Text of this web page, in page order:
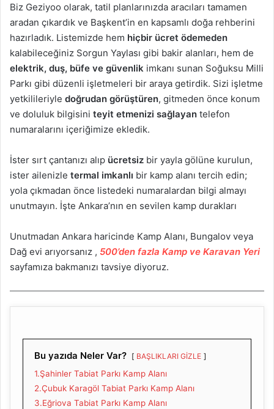
Biz Geziyoo olarak, tatil planlarınızda aracıları tamamen
aradan çıkardık ve Başkent’in en kapsamlı doğa rehberini
hazırladık. Listemizde hem hiçbir ücret ödemeden
kalabileceğiniz Sorgun Yaylası gibi bakir alanları, hem de
elektrik, duş, büfe ve güvenlik imkanı sunan Soğuksu Milli
Parkı gibi düzenli işletmeleri bir araya getirdik. Sizi işletme
yetkilileriyle doğrudan görüştüren, gitmeden önce konum
ve doluluk bilgisini teyit etmenizi sağlayan telefon
numaralarını içeriğimize ekledik.
İster sırt çantanızı alıp ücretsiz bir yayla gölüne kurulun,
ister ailenizle termal imkanlı bir kamp alanı tercih edin;
yola çıkmadan önce listedeki numaralardan bilgi almayı
unutmayın. İşte Ankara’nın en sevilen kamp durakları
Unutmadan Ankara haricinde Kamp Alanı, Bungalov veya
Dağ evi arıyorsanız , 500’den fazla Kamp ve Karavan Yeri
sayfamıza bakmanızı tavsiye diyoruz.
Bu yazıda Neler Var? BAŞLIKLARI GİZLE
1.Şahinler Tabiat Parkı Kamp Alanı
2.Çubuk Karagöl Tabiat Parkı Kamp Alanı
3.Eğriova Tabiat Parkı Kamp Alanı